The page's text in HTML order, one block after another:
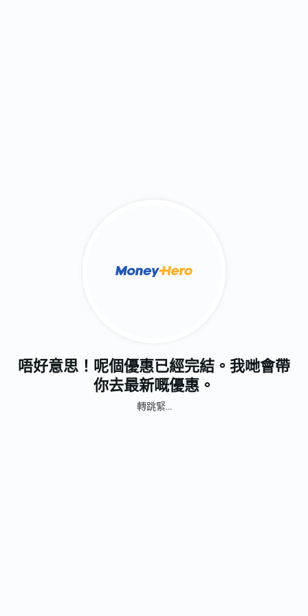
唔好意思！呢個優惠已經完結。我哋會帶
你去最新嘅優惠。
轉跳緊...